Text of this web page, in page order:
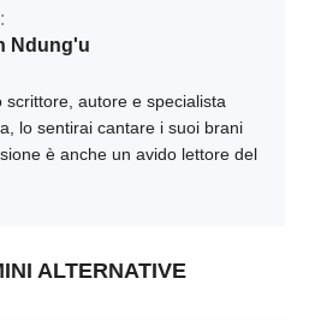
Ndung'u
scrittore, autore e specialista
lo sentirai cantare i suoi brani
è anche un avido lettore del
ALTERNATIVE